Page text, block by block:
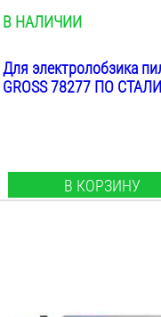
В НАЛИЧИИ
Для электролобзика
GROSS 78277 ПО
В КОРЗИНУ